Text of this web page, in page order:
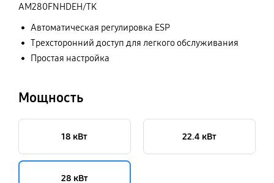
AM280FNHDEH/TK
Автоматическая регулировка ESP
Трехсторонний доступ для легкого обслуживания
Простая настройка
Мощность
18 кВт 22.4 кВт
28 кВт